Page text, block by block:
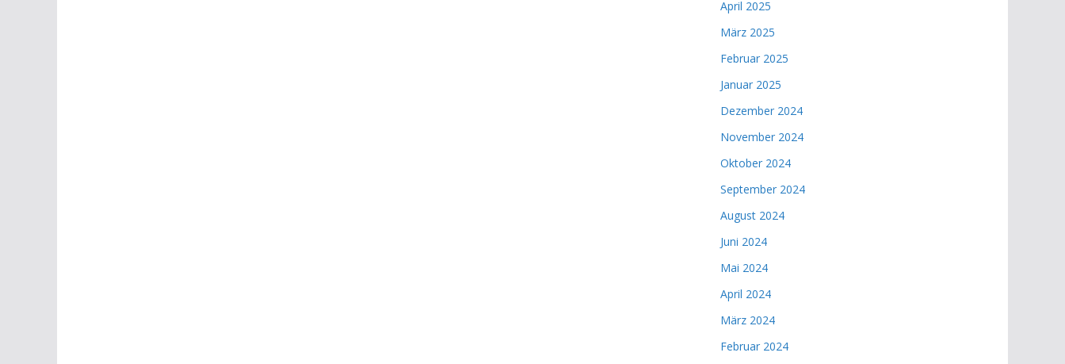
April 2025
März 2025
Februar 2025
Januar 2025
Dezember 2024
November 2024
Oktober 2024
September 2024
August 2024
Juni 2024
Mai 2024
April 2024
März 2024
Februar 2024